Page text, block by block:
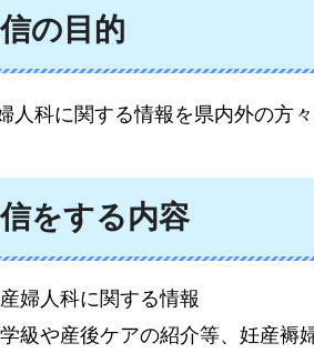
の目的
人科に関する情報を県内外の方
をする内容
婦人科に関する情報
級や産後ケアの紹介等、妊産褥